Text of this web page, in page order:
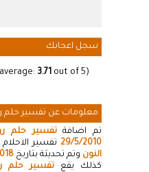
سجل اعجابك
3.71out of 5)
معلومات عن تفسير حلم
تم اضافةتفسير حلم
29/5/2010 تفسير
النون وتم تحديثة بتاريخ
كذلك يقعتفسير حلم